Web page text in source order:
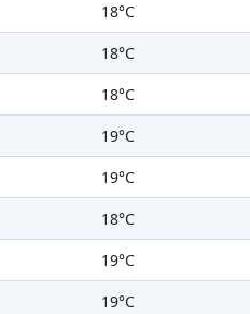
18°C
18°C
18°C
19°C
19°C
18°C
19°C
19°C